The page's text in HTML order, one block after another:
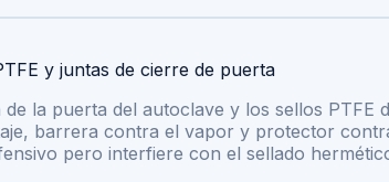
y juntas de cierre de puerta
de la puerta del autoclave y los sellos
barrera contra el vapor y protector
pero interfiere con el sellado